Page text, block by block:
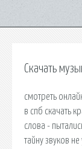
Скачать
смотреть
в спб скачать
слова -
тайну звуков